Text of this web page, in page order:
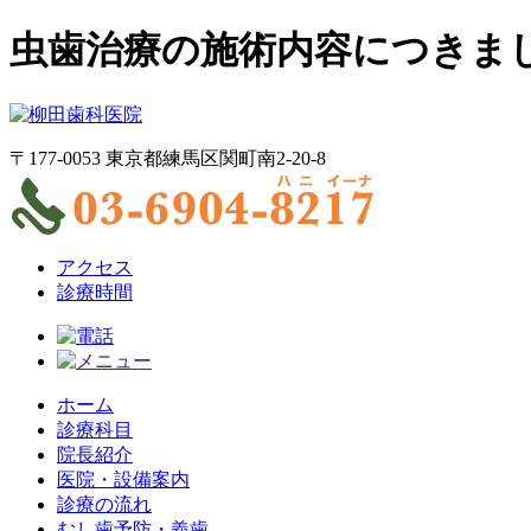
虫歯治療の施術内容につきま
〒177-0053 東京都練馬区関町南2-20-8
アクセス
診療時間
ホーム
診療科目
院長紹介
医院・設備案内
診療の流れ